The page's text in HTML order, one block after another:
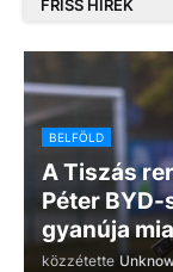
FRISS HÍREK
BELFÖLD
A Tiszás
Péter
gyanúja
közzétette